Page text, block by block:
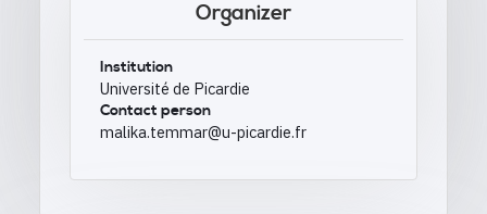
Organizer
Institution
Université de Picardie
Contact person
malika.temmar@u-picardie.fr